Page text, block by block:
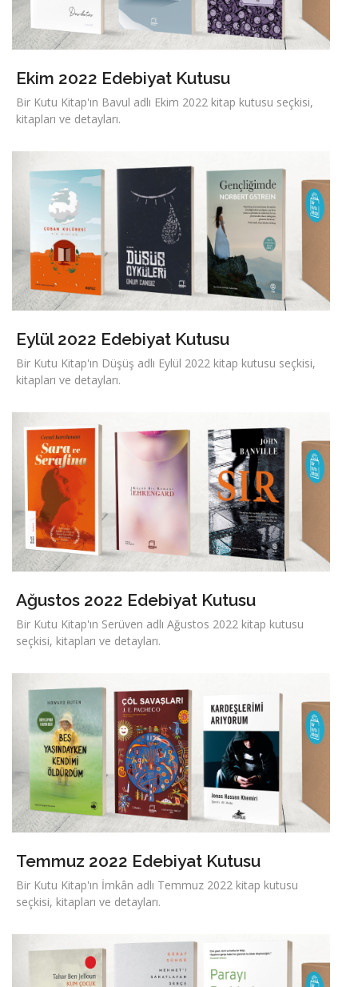
Ekim 2022 Edebiyat Kutusu
Bir Kutu Kitap'ın Bavul adlı Ekim 2022 kitap kutusu seçkisi,
kitapları ve detayları.
Eylül 2022 Edebiyat Kutusu
Bir Kutu Kitap'ın Düşüş adlı Eylül 2022 kitap kutusu seçkisi,
kitapları ve detayları.
Ağustos 2022 Edebiyat Kutusu
Bir Kutu Kitap'ın Serüven adlı Ağustos 2022 kitap kutusu
seçkisi, kitapları ve detayları.
Temmuz 2022 Edebiyat Kutusu
Bir Kutu Kitap'ın İmkân adlı Temmuz 2022 kitap kutusu
seçkisi, kitapları ve detayları.